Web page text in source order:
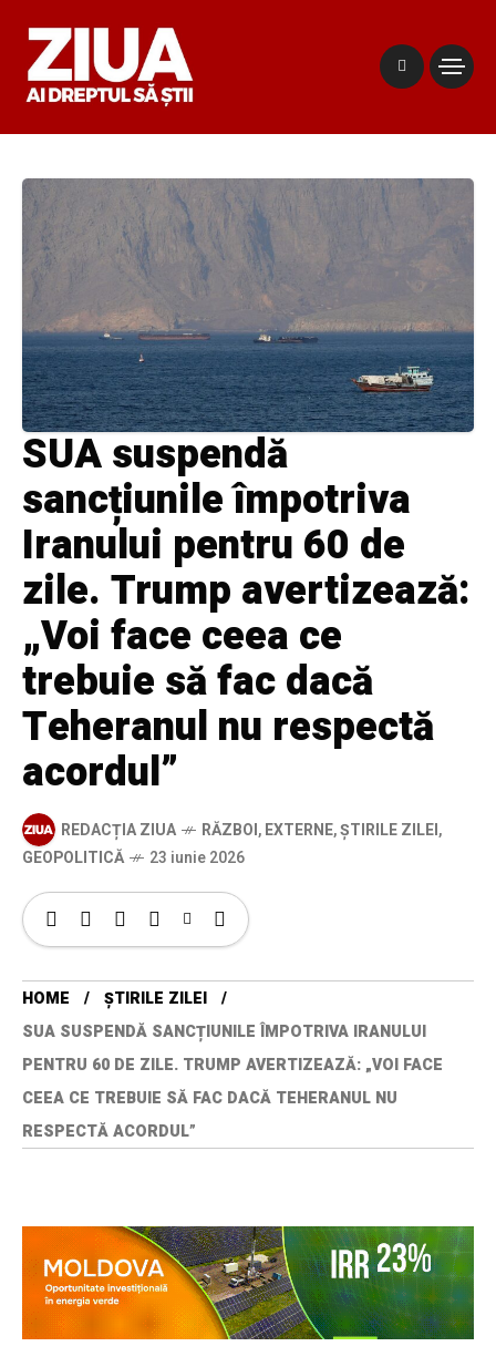
SUA suspendă
sancțiunile împotriva
Iranului pentru 60 de
zile. Trump avertizează:
„Voi face ceea ce
trebuie să fac dacă
Teheranul nu respectă
acordul”
REDACȚIA ZIUA RĂZBOI,EXTERNE,ȘTIRILE ZILEI,
GEOPOLITICĂ
23 iunie 2026
HOME
ȘTIRILE ZILEI
SUA SUSPENDĂ SANCȚIUNILE ÎMPOTRIVA IRANULUI
PENTRU 60 DE ZILE. TRUMP AVERTIZEAZĂ: „VOI FACE
CEEA CE TREBUIE SĂ FAC DACĂ TEHERANUL NU
RESPECTĂ ACORDUL”